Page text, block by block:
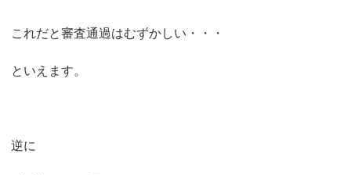
これだと審査通過はむずかしい・・・
といえます。
逆に